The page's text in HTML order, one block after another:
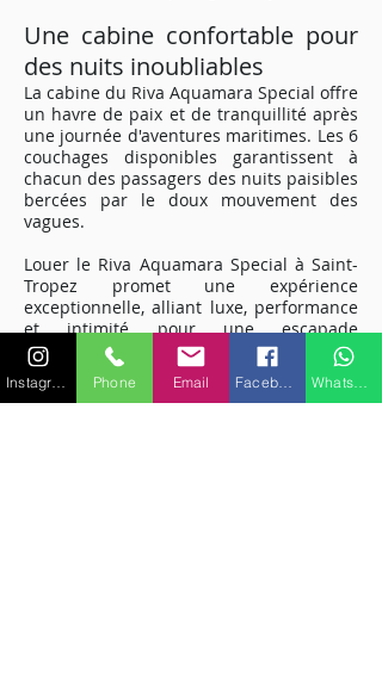
Une cabine confortable pour
des nuits inoubliables
La cabine du Riva Aquamara Special offre
un havre de paix et de tranquillité après
une journée d'aventures maritimes. Les 6
couchages disponibles garantissent à
chacun des passagers des nuits paisibles
bercées par le doux mouvement des
vagues.
Louer le Riva Aquamara Special à Saint-
Tropez promet une expérience
exceptionnelle, alliant luxe, performance
et intimité pour une escapade
mémorable sur la Méditerranée.
Embarquez pour une aventure maritime
unique et découvrez la magie de la Côte
Phone Email